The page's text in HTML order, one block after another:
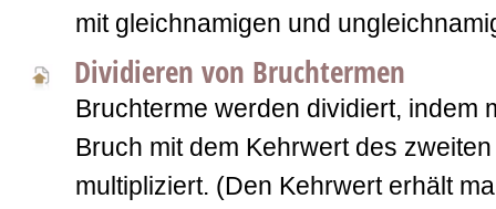
mit gleichnamigen und
Dividieren von Bruchtermen
Bruchterme werden dividiert, indem
Bruch mit dem Kehrwert des
multipliziert. (Den Kehrwert erhält